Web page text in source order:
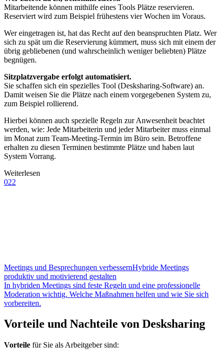
Mitarbeitende können mithilfe eines Tools Plätze reservieren.
Reserviert wird zum Beispiel frühestens vier Wochen im Voraus.
Wer eingetragen ist, hat das Recht auf den beanspruchten Platz. Wer
sich zu spät um die Reservierung kümmert, muss sich mit einem der
übrig gebliebenen (und wahrscheinlich weniger beliebten) Plätze
begnügen.
Sitzplatzvergabe erfolgt automatisiert.
Sie schaffen sich ein spezielles Tool (Desksharing-Software) an.
Damit weisen Sie die Plätze nach einem vorgegebenen System zu,
zum Beispiel rollierend.
Hierbei können auch spezielle Regeln zur Anwesenheit beachtet
werden, wie: Jede Mitarbeiterin und jeder Mitarbeiter muss einmal
im Monat zum Team-Meeting-Termin im Büro sein. Betroffene
erhalten zu diesen Terminen bestimmte Plätze und haben laut
System Vorrang.
Weiterlesen
022
Meetings und Besprechungen verbessernHybride Meetings
produktiv und motivierend gestalten
In hybriden Meetings sind feste Regeln und eine professionelle
Moderation wichtig. Welche Maßnahmen helfen und wie Sie sich
vorbereiten.
Vorteile und Nachteile von Desksharing
Vorteile für Sie als Arbeitgeber sind: